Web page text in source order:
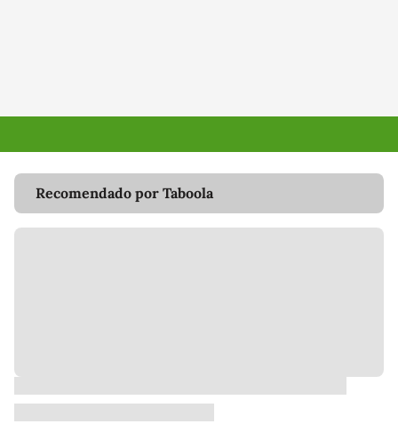
Recomendado por Taboola